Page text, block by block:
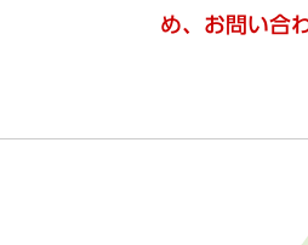
め、お問い合